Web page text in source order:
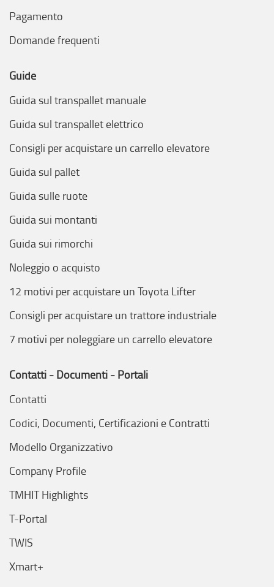
Pagamento
Domande frequenti
Guide
Guida sul transpallet manuale
Guida sul transpallet elettrico
Consigli per acquistare un carrello elevatore
Guida sul pallet
Guida sulle ruote
Guida sui montanti
Guida sui rimorchi
Noleggio o acquisto
12 motivi per acquistare un Toyota Lifter
Consigli per acquistare un trattore industriale
7 motivi per noleggiare un carrello elevatore
Contatti - Documenti - Portali
Contatti
Codici, Documenti, Certificazioni e Contratti
Modello Organizzativo
Company Profile
TMHIT Highlights
T-Portal
TWIS
Xmart+